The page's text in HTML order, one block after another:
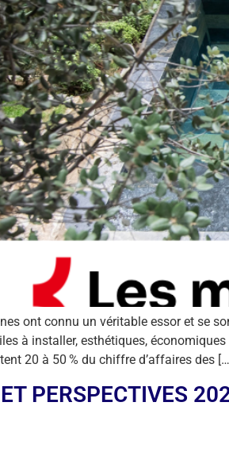
ont connu un véritable essor et se
à installer, esthétiques,
20 à 50 % du chiffre d’affaires des
PERSPECTIVES